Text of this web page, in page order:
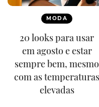
MODA
20 looks para usar
em agosto e estar
sempre bem, mesmo
com as temperaturas
elevadas